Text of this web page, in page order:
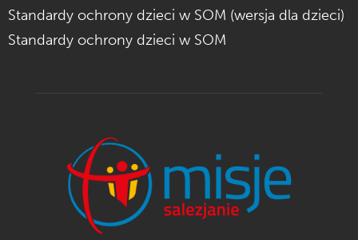
Standardy ochrony dzieci w SOM (wersja dla dzieci)
Standardy ochrony dzieci w SOM